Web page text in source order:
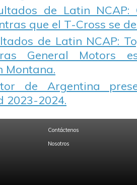
de Latin NCAP:
que el T-Cross se
de Latin NCAP:
General Motors
Montana.
de Argentina
2023-2024.
Contáctenos
Nosotros